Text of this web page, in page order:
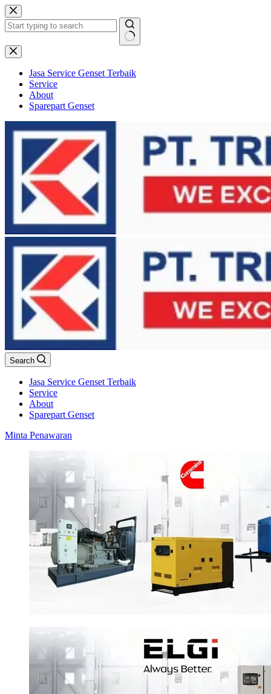
Skip
to
content
No
results
Jasa Service Genset Terbaik
Service
About
Sparepart Genset
Search
Jasa Service Genset Terbaik
Service
About
Sparepart Genset
Minta Penawaran